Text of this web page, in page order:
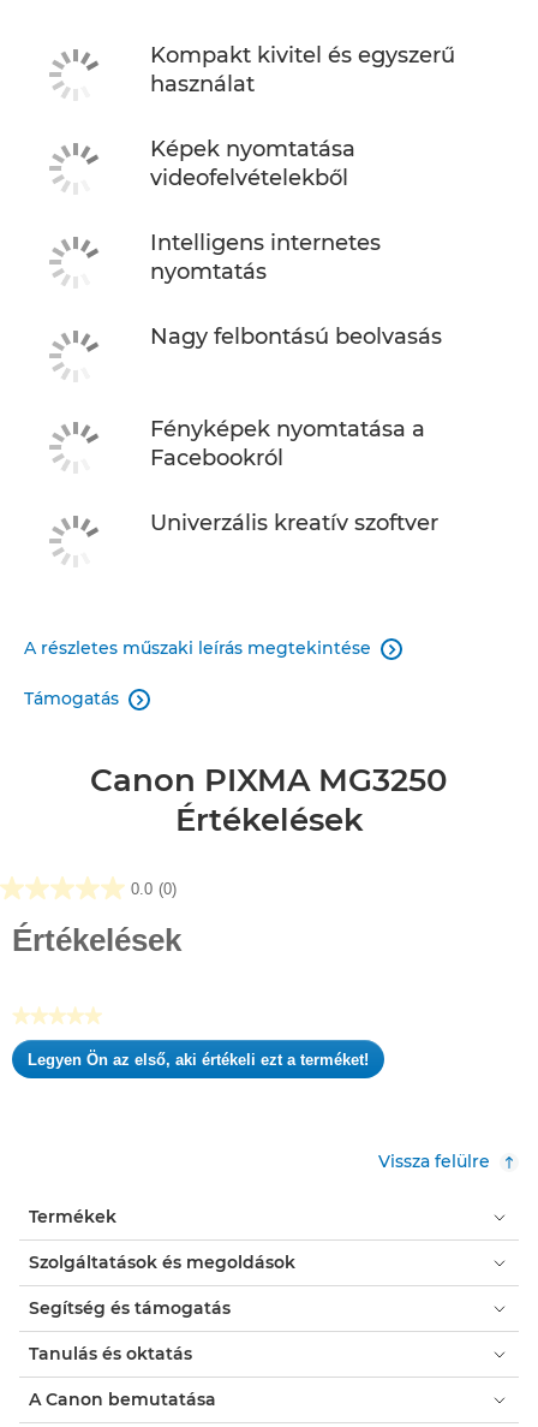
Kompakt kivitel és egyszerű
használat
Képek nyomtatása
videofelvételekből
Intelligens internetes
nyomtatás
Nagy felbontású beolvasás
Fényképek nyomtatása a
Facebookról
Univerzális kreatív szoftver
A részletes műszaki leírás megtekintése 
Támogatás 
Canon PIXMA MG3250
Értékelések
0.0 (0)
0.0
az
elérhető
Értékelések
★★★★★
Nincs
értékelési
Legyen Ön az első, aki értékeli ezt a terméket!
.
nyitni
egy
modális
párbeszédpanelt.
Vissza felülre
Termékek
Szolgáltatások és megoldások
Segítség és támogatás
Tanulás és oktatás
A Canon bemutatása